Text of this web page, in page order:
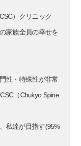
）クリニック
家族全員の幸せを
性・特殊性が非常
（Chukyo Spine
私達が目指す(95%